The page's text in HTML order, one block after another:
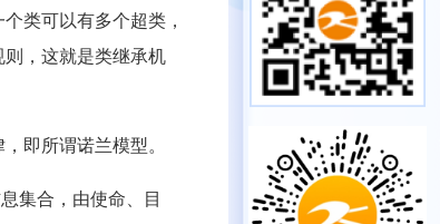
类可以有多个超类，
，这就是类继承机
即所谓诺兰模型。
集合，由使命、目